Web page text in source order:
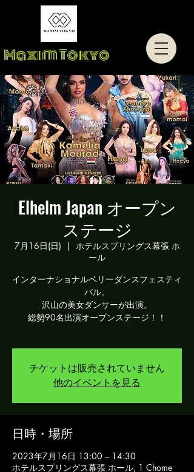
Maxim Tokyo
Elhelm Japan オープン
ステージ
7月16日(日)
  |
ホテルスプリングス幕張 ホ
ール
インターナショナルベリーダンスフェスティ
バル。
沢山の美女ダンサーが出演。
総勢90名出演オープンステージ！！
チケットは販売されていません
他のイベントを見る
日時・場所
2023年7月16日 13:00 – 14:30
ホテルスプリングス幕張 ホール, 1 Chome